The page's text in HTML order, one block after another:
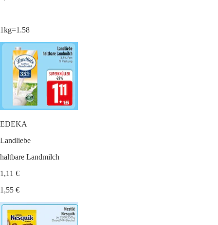
1kg=1.58
EDEKA
Landliebe
haltbare Landmilch
1,11 €
1,55 €